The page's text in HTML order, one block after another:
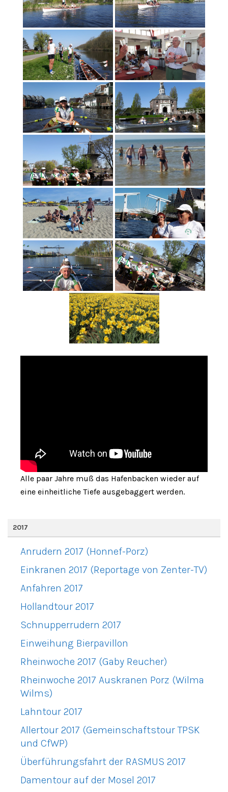
Alle paar Jahre muß das Hafenbacken wieder auf
eine einheitliche Tiefe ausgebaggert werden.
2017
Anrudern 2017 (Honnef-Porz)
Einkranen 2017 (Reportage von Zenter-TV)
Anfahren 2017
Hollandtour 2017
Schnupperrudern 2017
Einweihung Bierpavillon
Rheinwoche 2017 (Gaby Reucher)
Rheinwoche 2017 Auskranen Porz (Wilma
Wilms)
Lahntour 2017
Allertour 2017 (Gemeinschaftstour TPSK
und CfWP)
Überführungsfahrt der RASMUS 2017
Damentour auf der Mosel 2017